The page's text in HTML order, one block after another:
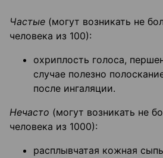
Частые (могут возникать не
человека из 100):
охриплость голоса,
случае полезно
после ингаляции.
Нечасто (могут возникать не
человека из 1000):
расплывчатая кожная